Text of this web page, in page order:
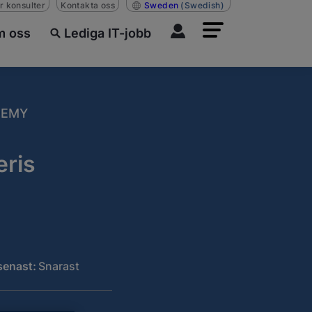
oss Lediga IT-jobb
konsulter Kontakta oss Sweden (Swedish)
Snarast